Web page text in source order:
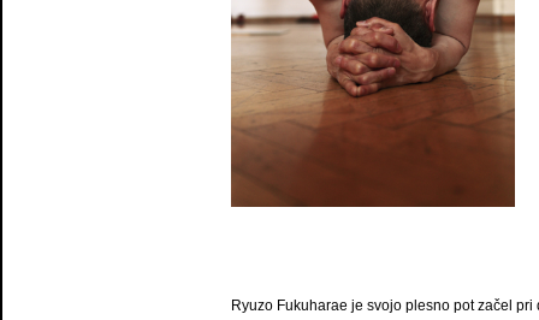
Ryuzo Fukuharae je svojo plesno pot začel